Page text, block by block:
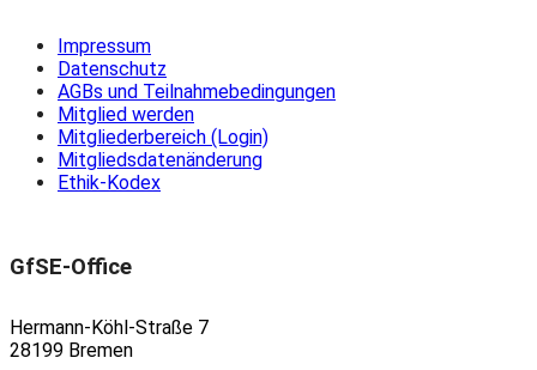
Impressum
Datenschutz
AGBs und Teilnahmebedingungen
Mitglied werden
Mitgliederbereich (Login)
Mitgliedsdatenänderung
Ethik-Kodex
GfSE-Office
Hermann-Köhl-Straße 7
28199 Bremen